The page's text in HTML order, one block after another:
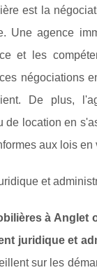
est la
Une agence
et les
négociations
De plus,
de location en
aux lois en
et
à Anglet
juridique et
sur les